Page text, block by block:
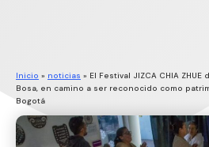
Inicio » noticias » El Festival JIZCA CHIA
Bosa, en camino a ser reconocido como
Bogotá